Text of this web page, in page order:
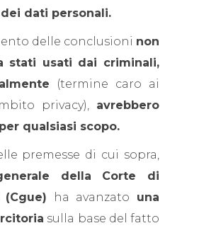
dati personali.
delle conclusioni non
stati usati dai criminali,
(termine caro ai
privacy), avrebbero
qualsiasi scopo.
premesse di cui sopra,
della Corte di
ha avanzato una
sulla base del fatto